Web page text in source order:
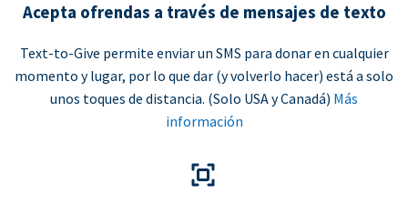
Acepta ofrendas a través de mensajes de texto
Text-to-Give permite enviar un SMS para donar en cualquier
momento y lugar, por lo que dar (y volverlo hacer) está a solo
unos toques de distancia. (Solo USA y Canadá) Más
información